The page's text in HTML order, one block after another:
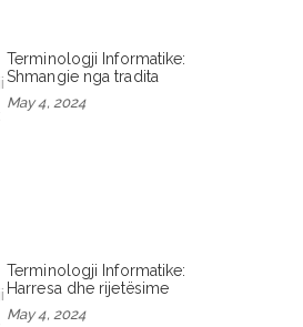
Terminologji Informatike:
Shmangie nga tradita
May 4, 2024
Terminologji Informatike:
Harresa dhe rijetësime
May 4, 2024